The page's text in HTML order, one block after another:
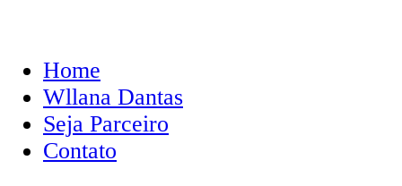
Home
Wllana Dantas
Seja Parceiro
Contato